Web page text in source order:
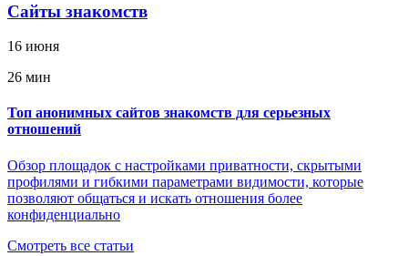
Сайты знакомств
16 июня
26 мин
Топ анонимных сайтов знакомств для серьезных
отношений
Обзор площадок с настройками приватности, скрытыми
профилями и гибкими параметрами видимости, которые
позволяют общаться и искать отношения более
конфиденциально
Смотреть все статьи